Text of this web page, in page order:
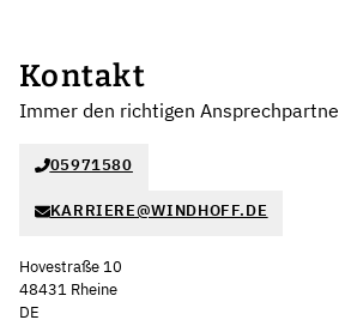
Kontakt
Immer den richtigen
05971580
KARRIERE@WINDHOFF.DE
Hovestraße 10
48431 Rheine
DE